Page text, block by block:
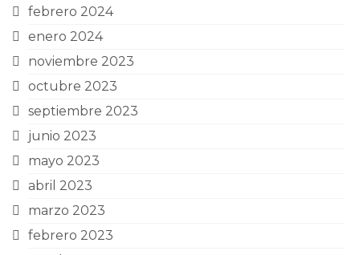
febrero 2024
enero 2024
noviembre 2023
octubre 2023
septiembre 2023
junio 2023
mayo 2023
abril 2023
marzo 2023
febrero 2023